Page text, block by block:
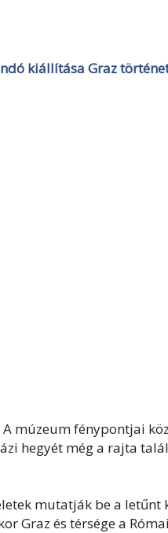
kiállítása Graz
múzeum fénypontjai
hegyét még a rajta
mutatják be a letűnt
Graz és térsége a